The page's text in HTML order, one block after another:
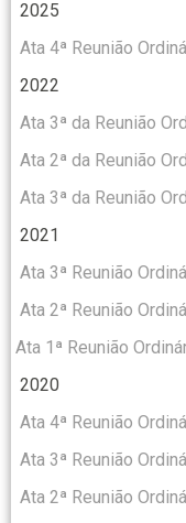
2025
Ata 4ª Reunião
2022
Ata 3ª da Reunião
Ata 2ª da Reunião
Ata 3ª da Reunião
2021
Ata 3ª Reunião
Ata 2ª Reunião
Ata 1ª Reunião
2020
Ata 4ª Reunião
Ata 3ª Reunião
Ata 2ª Reunião